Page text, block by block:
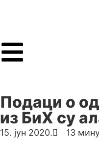
Подаци о
из БиХ су
15. јун 2020. 13